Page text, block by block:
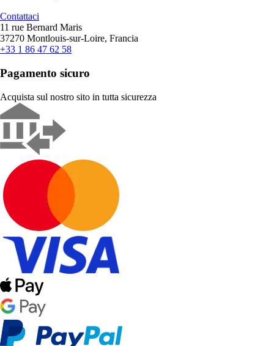
Contattaci
11 rue Bernard Maris
37270 Montlouis-sur-Loire, Francia
+33 1 86 47 62 58
Pagamento sicuro
Acquista sul nostro sito in tutta sicurezza